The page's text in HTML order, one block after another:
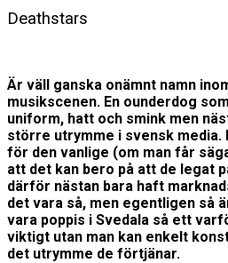
Deathstars
Är väll ganska onämnt namn
musikscenen. En ounderdog
uniform, hatt och smink men
större utrymme i svensk media.
för den vanlige (om man får
att det kan bero på att de legat
därför nästan bara haft
det vara så, men egentligen så
vara poppis i Svedala så ett
viktigt utan man kan enkelt
det utrymme de förtjänar.